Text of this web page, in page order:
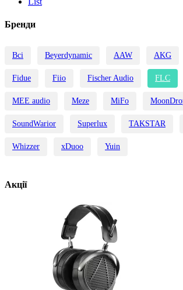
Бренди
Всі Beyerdynamic AAW AKG
Fidue Fiio Fischer Audio FLC
MEE audio Meze MiFo
SoundWarior Superlux TAKSTAR
Whizzer xDuoo Yuin
Акції